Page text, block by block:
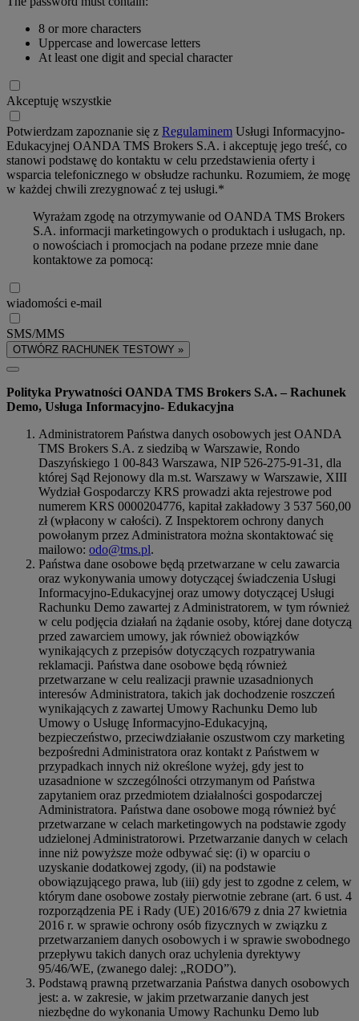
8 or more characters
Uppercase and lowercase letters
At least one digit and special character
Akceptuję wszystkie
Potwierdzam zapoznanie się z Regulaminem Usługi Informacyjno-
Edukacyjnej OANDA TMS Brokers S.A. i akceptuję jego treść, co
stanowi podstawę do kontaktu w celu przedstawienia oferty i
wsparcia telefonicznego w obsłudze rachunku. Rozumiem, że mogę
w każdej chwili zrezygnować z tej usługi.*
Wyrażam zgodę na otrzymywanie od OANDA TMS Brokers
S.A. informacji marketingowych o produktach i usługach, np.
o nowościach i promocjach na podane przeze mnie dane
kontaktowe za pomocą:
wiadomości e-mail
SMS/MMS
OTWÓRZ RACHUNEK TESTOWY »
Polityka Prywatności OANDA TMS Brokers S.A. – Rachunek
Demo, Usługa Informacyjno- Edukacyjna
Administratorem Państwa danych osobowych jest OANDA
TMS Brokers S.A. z siedzibą w Warszawie, Rondo
Daszyńskiego 1 00-843 Warszawa, NIP 526-275-91-31, dla
której Sąd Rejonowy dla m.st. Warszawy w Warszawie, XIII
Wydział Gospodarczy KRS prowadzi akta rejestrowe pod
numerem KRS 0000204776, kapitał zakładowy 3 537 560,00
zł (wpłacony w całości). Z Inspektorem ochrony danych
powołanym przez Administratora można skontaktować się
mailowo: odo@tms.pl.
Państwa dane osobowe będą przetwarzane w celu zawarcia
oraz wykonywania umowy dotyczącej świadczenia Usługi
Informacyjno-Edukacyjnej oraz umowy dotyczącej Usługi
Rachunku Demo zawartej z Administratorem, w tym również
w celu podjęcia działań na żądanie osoby, której dane dotyczą
przed zawarciem umowy, jak również obowiązków
wynikających z przepisów dotyczących rozpatrywania
reklamacji. Państwa dane osobowe będą również
przetwarzane w celu realizacji prawnie uzasadnionych
interesów Administratora, takich jak dochodzenie roszczeń
wynikających z zawartej Umowy Rachunku Demo lub
Umowy o Usługę Informacyjno-Edukacyjną,
bezpieczeństwo, przeciwdziałanie oszustwom czy marketing
bezpośredni Administratora oraz kontakt z Państwem w
przypadkach innych niż określone wyżej, gdy jest to
uzasadnione w szczególności otrzymanym od Państwa
zapytaniem oraz przedmiotem działalności gospodarczej
Administratora. Państwa dane osobowe mogą również być
przetwarzane w celach marketingowych na podstawie zgody
udzielonej Administratorowi. Przetwarzanie danych w celach
inne niż powyższe może odbywać się: (i) w oparciu o
uzyskanie dodatkowej zgody, (ii) na podstawie
obowiązującego prawa, lub (iii) gdy jest to zgodne z celem, w
którym dane osobowe zostały pierwotnie zebrane (art. 6 ust. 4
rozporządzenia PE i Rady (UE) 2016/679 z dnia 27 kwietnia
2016 r. w sprawie ochrony osób fizycznych w związku z
przetwarzaniem danych osobowych i w sprawie swobodnego
przepływu takich danych oraz uchylenia dyrektywy
95/46/WE, (zwanego dalej: „RODO”).
Podstawą prawną przetwarzania Państwa danych osobowych
jest: a. w zakresie, w jakim przetwarzanie danych jest
niezbędne do wykonania Umowy Rachunku Demo lub